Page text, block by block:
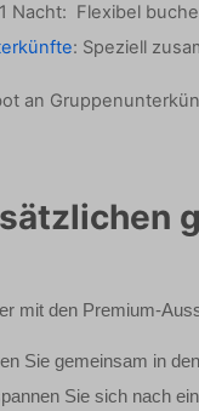
Nacht: Flexibel
: Speziell
an
mit den Premium-
Sie gemeinsam in
Sie sich nach